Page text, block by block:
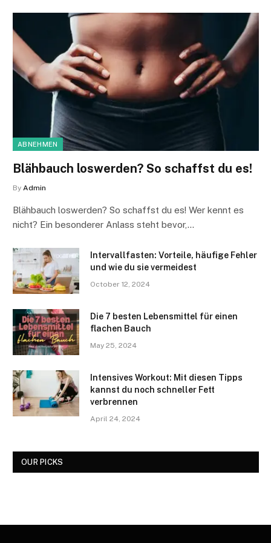
ABNEHMEN
Blähbauch loswerden? So schaffst du es!
By Admin
Blähbauch loswerden? So schaffst du es! Wer kennt es
nicht? Ein besonderer Anlass steht bevor,…
Intervallfasten: Vorteile, häufige Fehler
und wie du sie vermeidest
October 12, 2024
Die 7 besten Lebensmittel für einen
flachen Bauch
May 25, 2024
Intensives Workout: Mit diesen Tipps
kannst du noch schneller Fett
verbrennen
April 24, 2024
OUR PICKS